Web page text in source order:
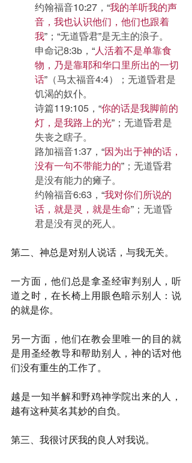
约翰福音10:27，“我的羊听我的声
音，我也认识他们，他们也跟着
我”；“无道昏君”是无主的浪子。
申命记8:3b，“人活着不是单靠食
物，乃是靠耶和华口里所出的一切
话”（马太福音4:4）；无道昏君是
饥渴的奴仆。
诗篇119:105，“你的话是我脚前的
灯，是我路上的光”；无道昏君是
失丧之瞎子。
路加福音1:37，“因为出于神的话，
没有一句不带能力的”；无道昏君
是没有能力的瘫子。
约翰福音6:63，“我对你们所说的
话，就是灵，就是生命”；无道昏
君是没有灵的死人。
第二、神总是对别人说话，与我无关。
一方面，他们总是拿圣经审判别人，听
道之时，在长椅上用眼色暗示别人：说
的就是你。
另一方面，他们在教会里唯一的目的就
是用圣经教导和帮助别人，神的话对他
们没有重生的工作了。
越是一知半解和野鸡神学院出来的人，
越有这种莫名其妙的自负。
第三、我很讨厌我的良人对我说。